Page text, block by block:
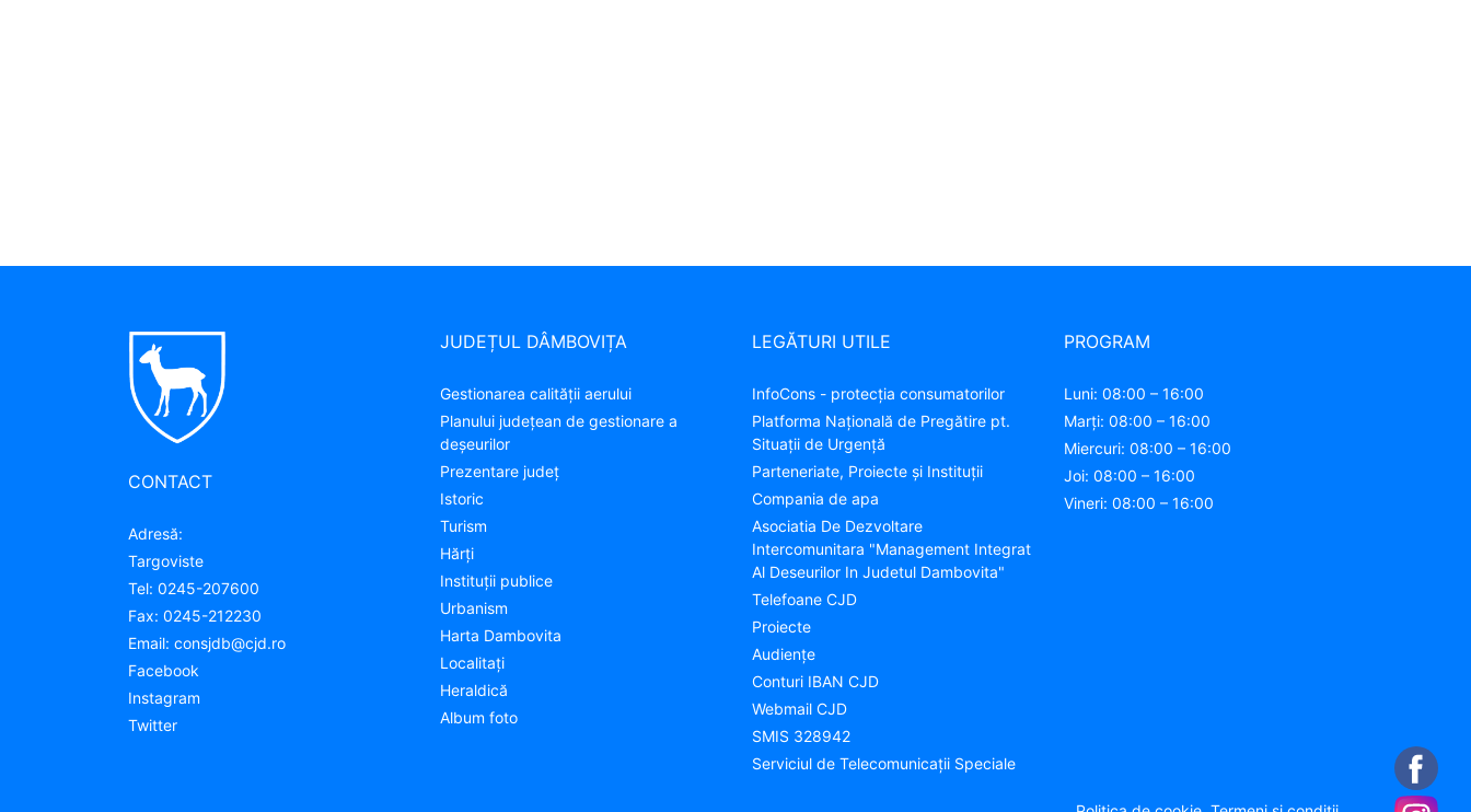
CONTACT
Adresă:
Targoviste
Tel: 0245-207600
Fax: 0245-212230
Email: consjdb@cjd.ro
Facebook
Instagram
Twitter
JUDEȚUL DÂMBOVIȚA
Gestionarea calității aerului
Planului județean de gestionare a
deșeurilor
Prezentare judeţ
Istoric
Turism
Hărţi
Instituţii publice
Urbanism
Harta Dambovita
Localitaţi
Heraldică
Album foto
LEGĂTURI UTILE
InfoCons - protecția consumatorilor
Platforma Națională de Pregătire pt.
Situații de Urgență
Parteneriate, Proiecte și Instituții
Compania de apa
Asociatia De Dezvoltare
Intercomunitara "Management Integrat
Al Deseurilor In Judetul Dambovita"
Telefoane CJD
Proiecte
Audienţe
Conturi IBAN CJD
Webmail CJD
SMIS 328942
Serviciul de Telecomunicații Speciale
PROGRAM
Luni: 08:00 – 16:00
Marți: 08:00 – 16:00
Miercuri: 08:00 – 16:00
Joi: 08:00 – 16:00
Vineri: 08:00 – 16:00